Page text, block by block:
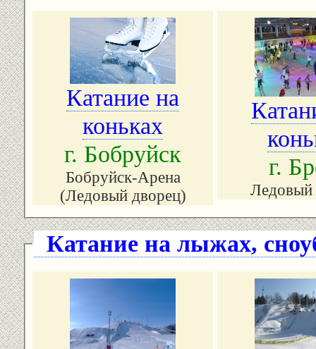
Катание на
коньках
г. Бобруйск
Бобруйск-Арена
(Ледовый дворец)
г.
Ледовый
Катание на лыжах,